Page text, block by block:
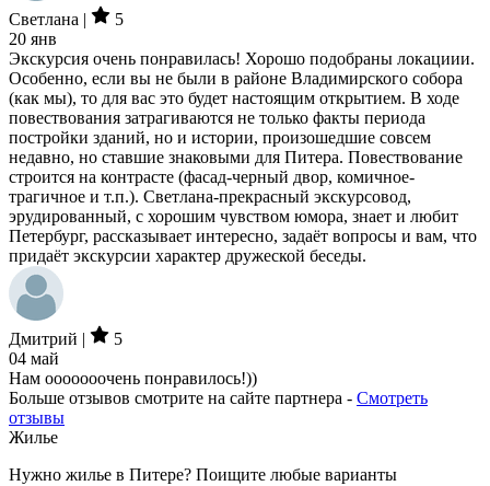
Светлана |
5
20 янв
Экскурсия очень понравилась! Хорошо подобраны локациии.
Особенно, если вы не были в районе Владимирского собора
(как мы), то для вас это будет настоящим открытием. В ходе
повествования затрагиваются не только факты периода
постройки зданий, но и истории, произошедшие совсем
недавно, но ставшие знаковыми для Питера. Повествование
строится на контрасте (фасад-черный двор, комичное-
трагичное и т.п.). Светлана-прекрасный экскурсовод,
эрудированный, с хорошим чувством юмора, знает и любит
Петербург, рассказывает интересно, задаёт вопросы и вам, что
придаёт экскурсии характер дружеской беседы.
Дмитрий |
5
04 май
Нам ооооооочень понравилось!))
Больше отзывов смотрите на сайте партнера - Смотреть
отзывы
Жилье
Нужно жилье в Питере? Поищите любые варианты